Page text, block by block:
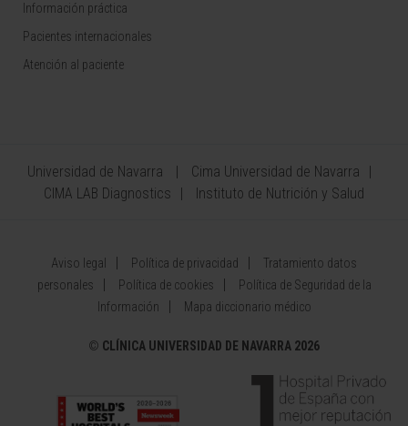
Información práctica
Pacientes internacionales
Atención al paciente
Universidad de Navarra
Cima Universidad de Navarra
CIMA LAB Diagnostics
Instituto de Nutrición y Salud
Aviso legal Política de privacidad
Tratamiento datos
personales
Política de cookies
Política de Seguridad de la
Información
Mapa diccionario médico
© CLÍNICA UNIVERSIDAD DE NAVARRA 2026